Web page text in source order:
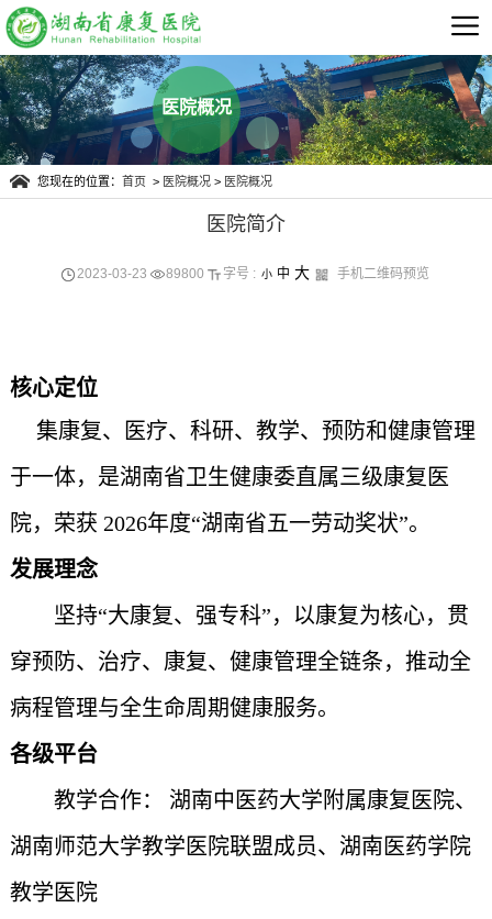
医院概况
您现在的位置： 首页> 医院概况> 医院概况
医院简介
2023-03-23 89800 字号 : 小 中 大 手机二维码预览
核心定位
集康复、 医疗、 科研、 教学、 预防和健康管理
于一体， 是湖南省卫生健康委直属三级康复医
院， 荣获 2026年度“湖南省五一劳动奖状”。
发展理念
坚持“大康复、 强专科”， 以康复为核心，贯
穿预防、治疗、康复、健康管理全链条，推动全
病程管理与全生命周期健康服务。
各级平台
教学合作：
湖南中医药大学附属康复医院、
湖南师范大学教学医院联盟成员、湖南医药学院
教学医院